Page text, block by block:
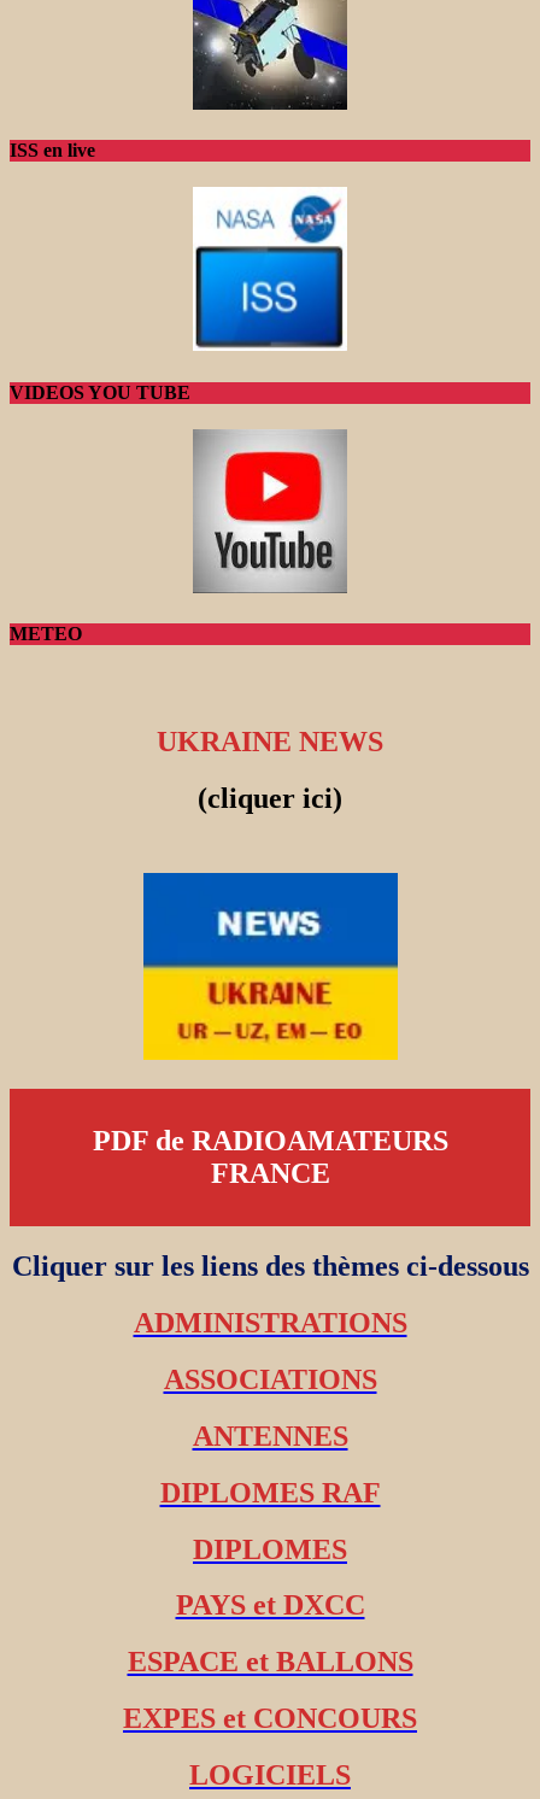
ISS en live
VIDEOS YOU TUBE
METEO
UKRAINE NEWS
(cliquer ici)
PDF de RADIOAMATEURS
FRANCE
Cliquer sur les liens des thèmes ci-dessous
ADMINISTRATIONS
ASSOCIATIONS
ANTENNES
DIPLOMES RAF
DIPLOMES
PAYS et DXCC
ESPACE et BALLONS
EXPES et CONCOURS
LOGICIELS